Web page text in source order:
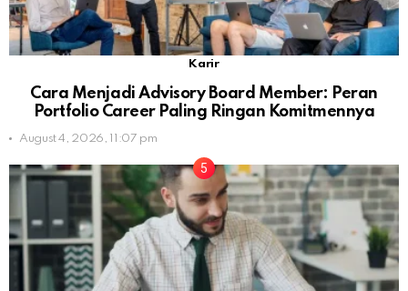
Karir
Cara Menjadi Advisory Board Member: Peran
Portfolio Career Paling Ringan Komitmennya
August 4, 2026, 11:07 pm